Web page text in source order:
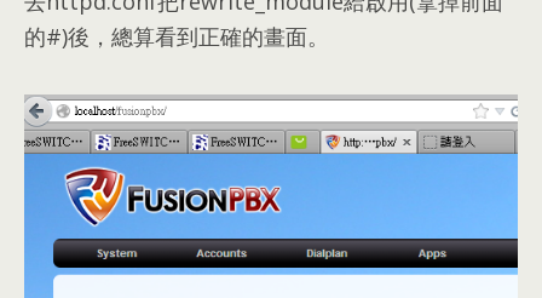
的#)後， 總算看到正確的畫面。